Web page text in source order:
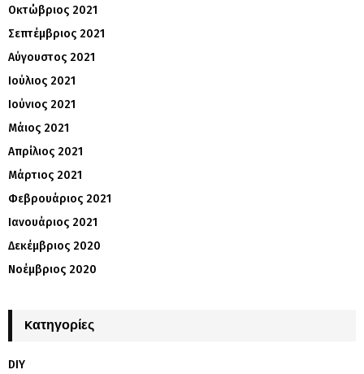
Οκτώβριος 2021
Σεπτέμβριος 2021
Αύγουστος 2021
Ιούλιος 2021
Ιούνιος 2021
Μάιος 2021
Απρίλιος 2021
Μάρτιος 2021
Φεβρουάριος 2021
Ιανουάριος 2021
Δεκέμβριος 2020
Νοέμβριος 2020
Kατηγορίες
DIY